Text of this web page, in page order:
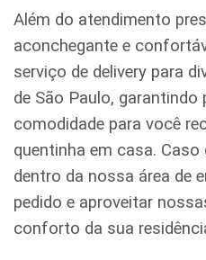
Além do atendimento
aconchegante e
serviço de delivery para
de São Paulo, garantindo
comodidade para você
quentinha em casa.
dentro da nossa área de
pedido e aproveitar
conforto da sua